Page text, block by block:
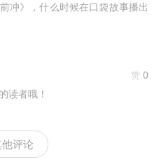
冲》，什么时候在口袋故事播出
赞 0
读者哦！
评论